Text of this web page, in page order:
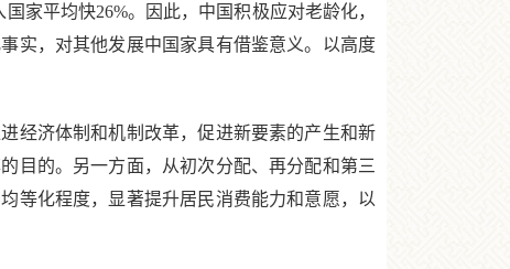
家平均快26%。因此，中国积极应对老龄化，
实，对其他发展中国家具有借鉴意义。以高度
济体制和机制改革，促进新要素的产生和新
目的。另一方面，从初次分配、再分配和第三
等化程度，显著提升居民消费能力和意愿，以